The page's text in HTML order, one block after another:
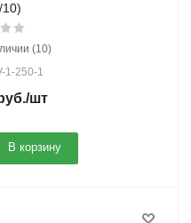
10)
(10)
1-250-1
/шт
В корзину